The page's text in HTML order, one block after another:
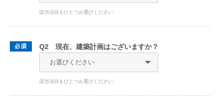
該当項目をひとつお選びください
Q2 現在、建築計画はございますか？
該当項目をひとつお選びください